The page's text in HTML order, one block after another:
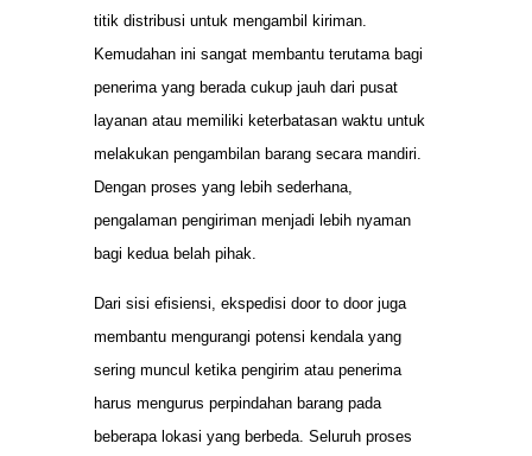
titik distribusi untuk mengambil kiriman.
Kemudahan ini sangat membantu terutama bagi
penerima yang berada cukup jauh dari pusat
layanan atau memiliki keterbatasan waktu untuk
melakukan pengambilan barang secara mandiri.
Dengan proses yang lebih sederhana,
pengalaman pengiriman menjadi lebih nyaman
bagi kedua belah pihak.
Dari sisi efisiensi, ekspedisi door to door juga
membantu mengurangi potensi kendala yang
sering muncul ketika pengirim atau penerima
harus mengurus perpindahan barang pada
beberapa lokasi yang berbeda. Seluruh proses